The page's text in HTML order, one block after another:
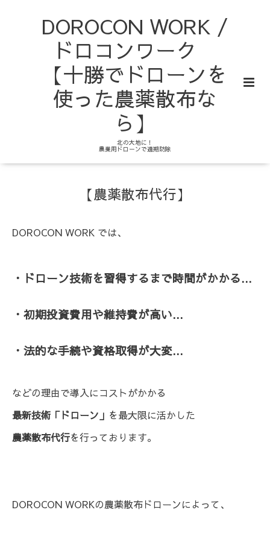
DOROCON WORK /
ドロコンワーク
【十勝でドローンを
使った農薬散布な
ら】
北の大地に！
農業用ドローンで適期防除
【農薬散布代行】
DOROCON WORK では、
・ドローン技術を習得するまで時間がかかる...
・初期投資費用や維持費が高い...
・法的な手続や資格取得が大変...
などの理由で導入にコストがかかる
最新技術「ドローン」 を最大限に活かした
農薬散布代行を行っております。
DOROCON WORKの農薬散布ドローンによって、